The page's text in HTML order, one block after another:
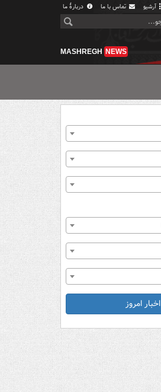
آرشیو تماس با ما دربارهٔ ما
MASHREGH NEWS
اخبار امروز